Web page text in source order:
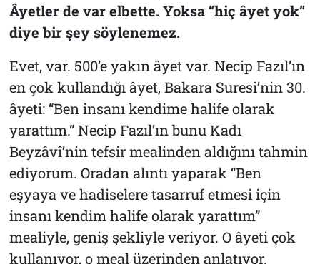
Âyetler de var elbette. Yoksa “hiç âyet yok”
diye bir şey söylenemez.
Evet, var. 500’e yakın âyet var. Necip Fazıl’ın
en çok kullandığı âyet, Bakara Suresi’nin 30.
âyeti: “Ben insanı kendime halife olarak
yarattım.” Necip Fazıl’ın bunu Kadı
Beyzâvî’nin tefsir mealinden aldığını tahmin
ediyorum. Oradan alıntı yaparak “Ben
eşyaya ve hadiselere tasarruf etmesi için
insanı kendim halife olarak yarattım”
mealiyle, geniş şekliyle veriyor. O âyeti çok
kullanıyor, o meal üzerinden anlatıyor.